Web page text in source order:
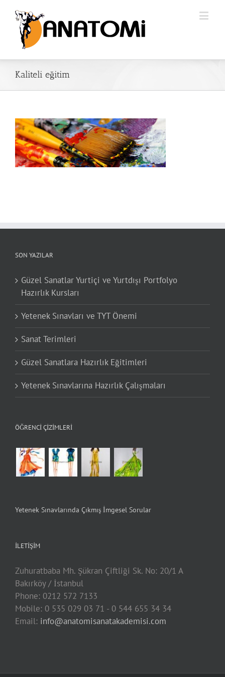
Kaliteli eğitim
SON YAZILAR
Güzel Sanatlar Yurtiçi ve Yurtdışı Portfolyo
Hazırlık Kursları
Yetenek Sınavları ve TYT Önemi
Sanat Terimleri
Güzel Sanatlara Hazırlık Eğitimleri
Yetenek Sınavlarına Hazırlık Çalışmaları
ÖĞRENCI ÇIZIMLERI
Yetenek Sınavlarında Çıkmış İmgesel Sorular
İLETIŞIM
Zuhuratbaba Mh. Şükran Çiftliği Sk. No: 20/1 A
Bakırköy / İstanbul
Phone: 0212 572 7133
Mobile: 0 535 029 03 71 - 0 544 655 34 34
Email: info@anatomisanatakademisi.com